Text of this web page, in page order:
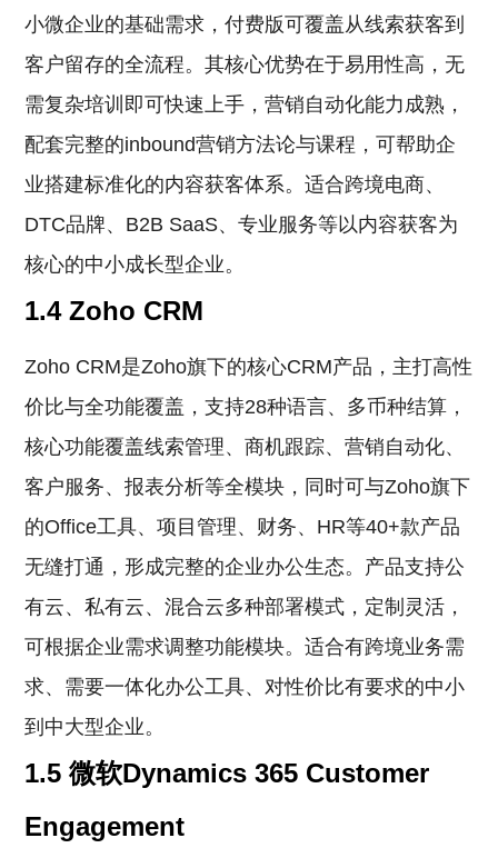
小微企业的基础需求，付费版可覆盖从线索获客到
客户留存的全流程。其核心优势在于易用性高，无
需复杂培训即可快速上手，营销自动化能力成熟，
配套完整的inbound营销方法论与课程，可帮助企
业搭建标准化的内容获客体系。适合跨境电商、
DTC品牌、B2B SaaS、专业服务等以内容获客为
核心的中小成长型企业。
1.4 Zoho CRM
Zoho CRM是Zoho旗下的核心CRM产品，主打高性
价比与全功能覆盖，支持28种语言、多币种结算，
核心功能覆盖线索管理、商机跟踪、营销自动化、
客户服务、报表分析等全模块，同时可与Zoho旗下
的Office工具、项目管理、财务、HR等40+款产品
无缝打通，形成完整的企业办公生态。产品支持公
有云、私有云、混合云多种部署模式，定制灵活，
可根据企业需求调整功能模块。适合有跨境业务需
求、需要一体化办公工具、对性价比有要求的中小
到中大型企业。
1.5 微软Dynamics 365 Customer
Engagement